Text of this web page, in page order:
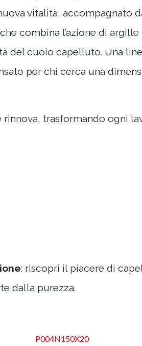
vitalità, accompagnato
combina l’azione di
del cuoio capelluto. Una
per chi cerca una
trasformando ogni
: riscopri il piacere di
dalla purezza.
P004N150X20